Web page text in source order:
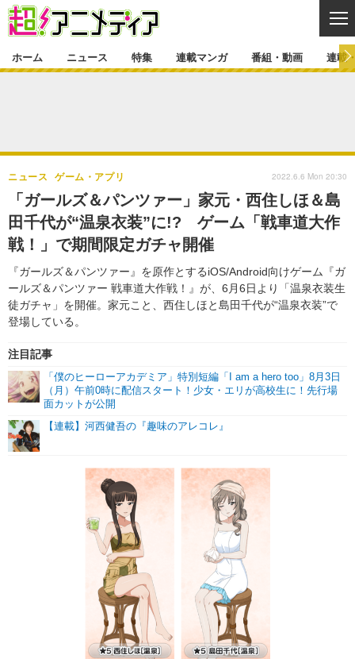
ゲーム・アプリ マンガ
グッズ イベント
声優
舞台 新帝スタ
特集一覧 カバー
ラキりす
連載マンガ
連載マンガ一覧 連載一覧
番組・動画
番組・動画一覧 ラジオ
動画
連載・ブログ
連載・ブログ一覧
編集部ブログ・お知らせ
ホーム ニュース 特集 連載マンガ 番組・動画 連載
「ガールズ＆パンツァー」家元・西住しほ＆島
田千代が“温泉衣装”に!? ゲーム「戦車道大作
戦！」で期間限定ガチャ開催
『ガールズ＆パンツァー』を原作とするiOS/Android向けゲーム『ガ
ールズ＆パンツァー 戦車道大作戦！』が、6月6日より「温泉衣装生
徒ガチャ」を開催。家元こと、西住しほと島田千代が“温泉衣装”で
登場している。
ニュース ゲーム・アプリ
注目記事
「僕のヒーローアカデミア」特別短編「I am a hero too」8月3日
（月）午前0時に配信スタート！少女・エリが高校生に！先行場
面カットが公開
【連載】河西健吾の『趣味のアレコレ』
2022.6.6 Mon 20:30